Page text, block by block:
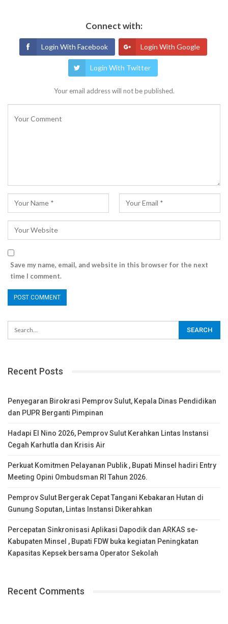
Connect with:
Login With Facebook Login With Google
Login With Twitter
Your email address will not be published.
Save my name, email, and website in this browser for the next
time I comment.
Recent Posts
Penyegaran Birokrasi Pemprov Sulut, Kepala Dinas Pendidikan
dan PUPR Berganti Pimpinan
Hadapi El Nino 2026, Pemprov Sulut Kerahkan Lintas Instansi
Cegah Karhutla dan Krisis Air
Perkuat Komitmen Pelayanan Publik , Bupati Minsel hadiri Entry
Meeting Opini Ombudsman RI Tahun 2026.
Pemprov Sulut Bergerak Cepat Tangani Kebakaran Hutan di
Gunung Soputan, Lintas Instansi Dikerahkan
Percepatan Sinkronisasi Aplikasi Dapodik dan ARKAS se-
Kabupaten Minsel , Bupati FDW buka kegiatan Peningkatan
Kapasitas Kepsek bersama Operator Sekolah
Recent Comments